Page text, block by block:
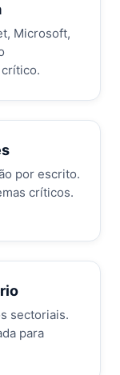
Microsoft,
por escrito.
críticos.
sectoriais.
para